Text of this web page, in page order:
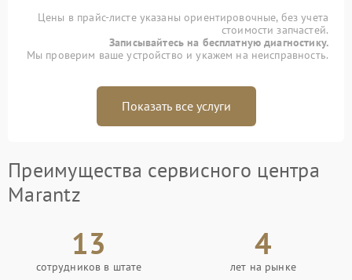
Цены в прайс-листе указаны ориентировочные, без учета
стоимости запчастей.
Записывайтесь на бесплатную диагностику.
Мы проверим ваше устройство и укажем на неисправность.
Показать все услуги
Преимущества сервисного центра
Marantz
13
сотрудников в штате
4
лет на рынке